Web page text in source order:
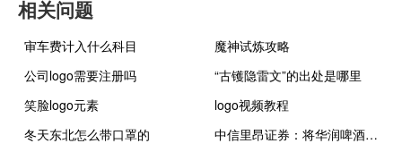
相关问题
审车费计入什么科目
魔神试炼攻略
公司logo需要注册吗
“古镬隐雷文”的出处是哪里
笑脸logo元素
logo视频教程
冬天东北怎么带口罩的
中信里昂证券：将华润啤酒评级下调至增持目标价54港元